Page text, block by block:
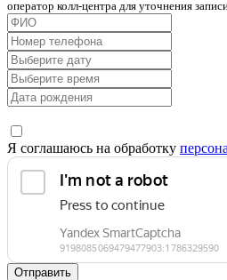
оператор колл-центра для уточнения
Я соглашаюсь на обработку
Отправить